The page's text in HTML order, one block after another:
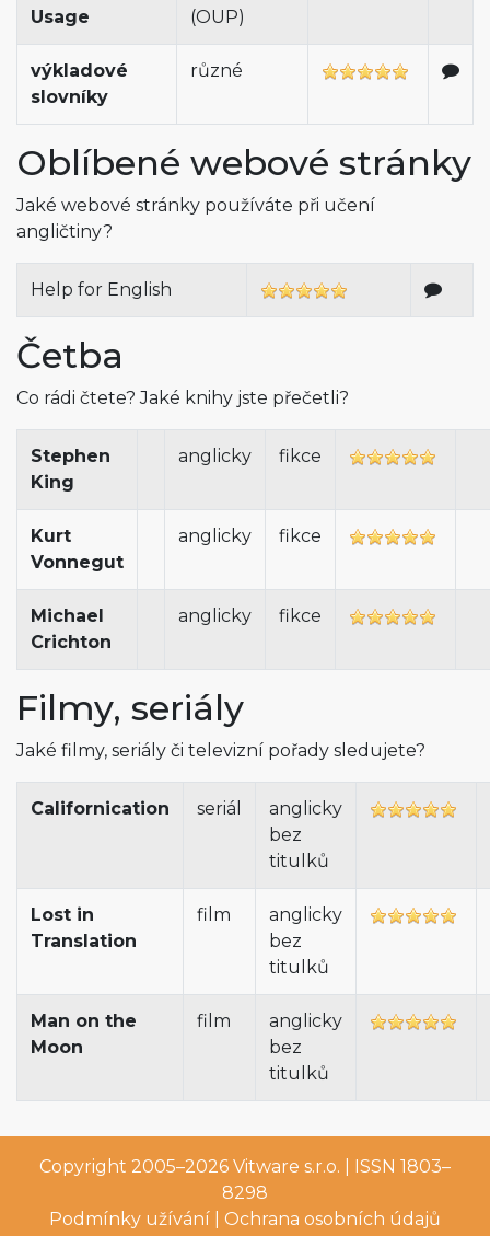
Usage
(OUP)
výkladové
slovníky
různé
Oblíbené webové stránky
Jaké webové stránky používáte při učení
angličtiny?
Help for English
Četba
Co rádi čtete? Jaké knihy jste přečetli?
Stephen
King
anglicky fikce
Kurt
Vonnegut
anglicky fikce
Michael
Crichton
anglicky fikce
Filmy, seriály
Jaké filmy, seriály či televizní pořady sledujete?
Californication seriál
anglicky
bez
titulků
Lost in
Translation
film
anglicky
bez
titulků
Man on the
Moon
film
anglicky
bez
titulků
Copyright 2005–2026 Vitware s.r.o. | ISSN 1803–
8298
Podmínky užívání
Ochrana osobních údajů